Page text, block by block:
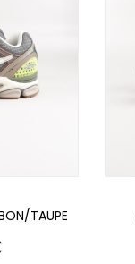
TAUPE